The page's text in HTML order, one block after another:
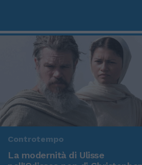
Controtempo
La modernità di Ulisse